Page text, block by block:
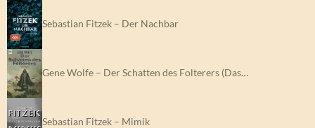
Sebastian Fitzek – Der Nachbar
Gene Wolfe – Der Schatten des Folterers (Das…
Sebastian Fitzek – Mimik